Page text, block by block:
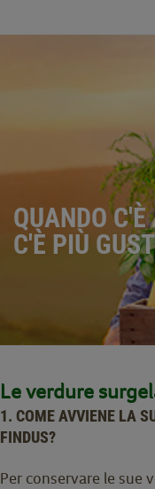
QUANDO
C'È PIÙ
Le verdure
1. COME AVVIENE LA
FINDUS?
Per conservare le sue